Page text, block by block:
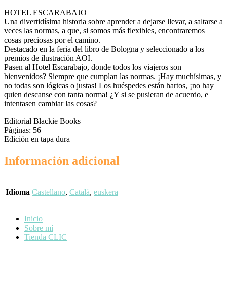
HOTEL ESCARABAJO
Una divertidísima historia sobre aprender a dejarse llevar, a saltarse a
veces las normas, a que, si somos más flexibles, encontraremos
cosas preciosas por el camino.
Destacado en la feria del libro de Bologna y seleccionado a los
premios de ilustración AOI.
Pasen al Hotel Escarabajo, donde todos los viajeros son
bienvenidos? Siempre que cumplan las normas. ¡Hay muchísimas, y
no todas son lógicas o justas! Los huéspedes están hartos, ¡no hay
quien descanse con tanta norma! ¿Y si se pusieran de acuerdo, e
intentasen cambiar las cosas?
Editorial Blackie Books
Páginas: 56
Edición en tapa dura
Información adicional
Idioma Castellano, Català, euskera
Inicio
Sobre mí
Tienda CLIC